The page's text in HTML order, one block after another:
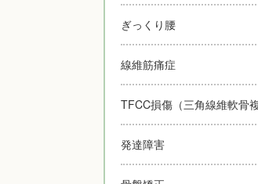
ぎっくり腰
線維筋痛症
TFCC損傷（三角線維軟骨複
発達障害